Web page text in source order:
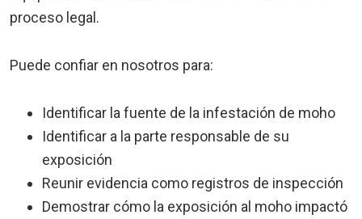
proceso legal.
Puede confiar en nosotros para:
Identificar la fuente de la infestación de moho
Identificar a la parte responsable de su
exposición
Reunir evidencia como registros de inspección
Demostrar cómo la exposición al moho impactó